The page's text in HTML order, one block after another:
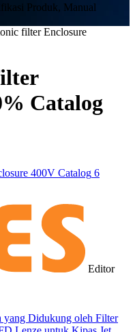
Produk, Manual
filter Enclosure
Catalog
400V Catalog 6
Editor
yang Didukung oleh Filter